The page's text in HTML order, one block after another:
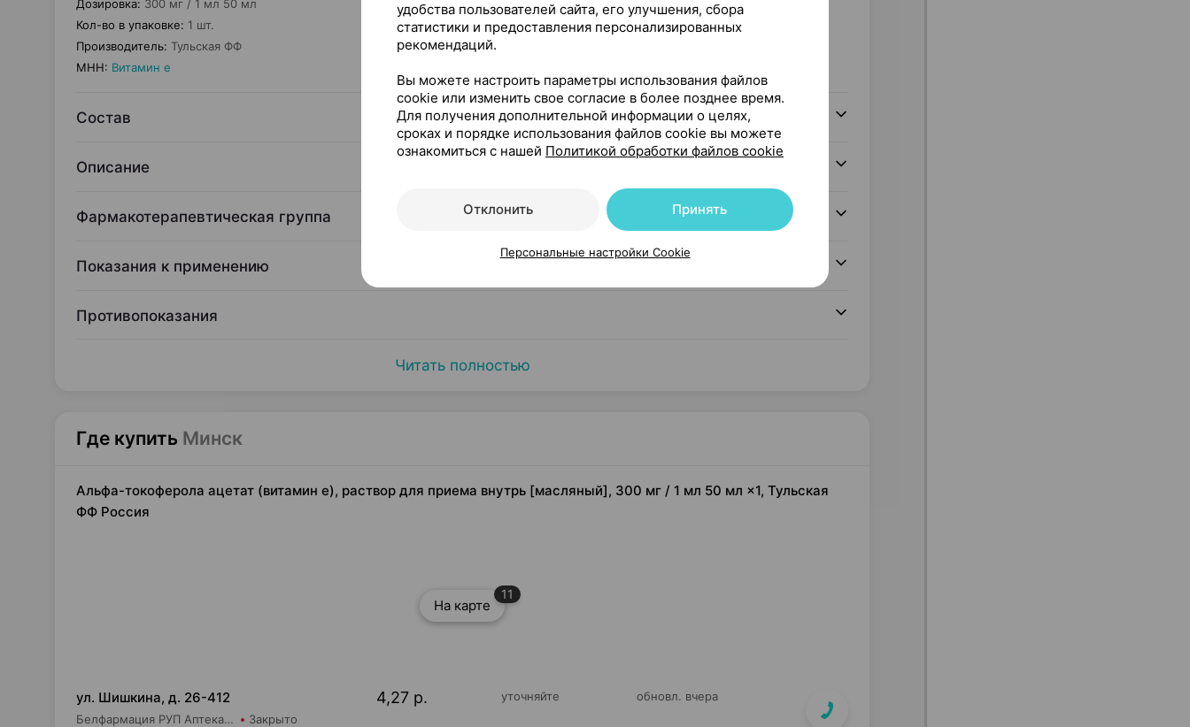
Дозировка: 300 мг / 1 мл 50 мл
Кол-во в упаковке: 1 шт.
Производитель: Тульская ФФ
МНН: Витамин е
Состав
Описание
Фармакотерапевтическая группа
Показания к применению
Противопоказания
Читать полностью
Где купить Минск
Альфа-токоферола ацетат (витамин е), раствор для приема внутрь [масляный], 300 мг / 1 мл 50 мл ×1, Тульская
ФФ Россия
На карте
11
ул. Шишкина, д. 26-412
Белфармация РУП Аптека №67 Закрыто
4,27 р. уточняйте обновл. вчера
удобства пользователей сайта, его улучшения, сбора
статистики и предоставления персонализированных
рекомендаций.
Вы можете настроить параметры использования файлов
cookie или изменить свое согласие в более позднее время.
Для получения дополнительной информации о целях,
сроках и порядке использования файлов cookie вы можете
ознакомиться с нашей Политикой обработки файлов cookie
Отклонить Принять
Персональные настройки Cookie